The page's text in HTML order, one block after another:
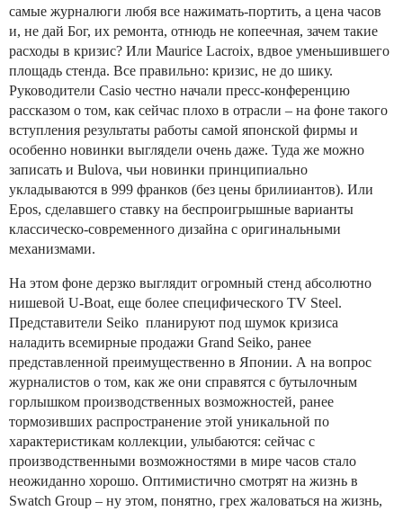
самые журналюги любя все нажимать-портить, а цена часов
и, не дай Бог, их ремонта, отнюдь не копеечная, зачем такие
расходы в кризис? Или Maurice Lacroix, вдвое уменьшившего
площадь стенда. Все правильно: кризис, не до шику.
Руководители Casio честно начали пресс-конференцию
рассказом о том, как сейчас плохо в отрасли – на фоне такого
вступления результаты работы самой японской фирмы и
особенно новинки выглядели очень даже. Туда же можно
записать и Bulova, чьи новинки принципиально
укладываются в 999 франков (без цены брилииантов). Или
Epos, сделавшего ставку на беспроигрышные варианты
классическо-современного дизайна с оригинальными
механизмами.
На этом фоне дерзко выглядит огромный стенд абсолютно
нишевой U-Boat, еще более специфического TV Steel.
Представители Seiko планируют под шумок кризиса
наладить всемирные продажи Grand Seiko, ранее
представленной преимущественно в Японии. А на вопрос
журналистов о том, как же они справятся с бутылочным
горлышком производственных возможностей, ранее
тормозивших распространение этой уникальной по
характеристикам коллекции, улыбаются: сейчас с
производственными возможностями в мире часов стало
неожиданно хорошо. Оптимистично смотрят на жизнь в
Swatch Group – ну этом, понятно, грех жаловаться на жизнь,